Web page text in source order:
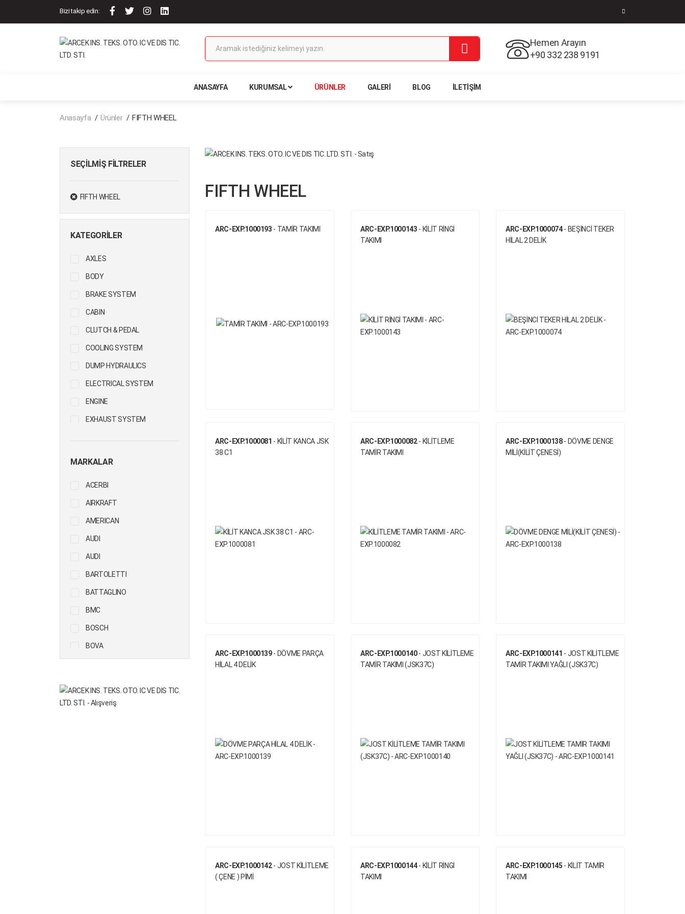
Bizi takip edin:
Hemen Arayın
+90 332 238 9191
ANASAYFA KURUMSAL ÜRÜNLER GALERI BLOG İLETIŞIM
Anasayfa Ürünler FIFTH WHEEL
SEÇILMIŞ FILTRELER
FIFTH WHEEL
KATEGORILER
AXLES
BODY
BRAKE SYSTEM
CABIN
CLUTCH & PEDAL
COOLING SYSTEM
DUMP HYDRAULICS
ELECTRICAL SYSTEM
ENGINE
EXHAUST SYSTEM
PARTS/ACCESSORIES
MARKALAR
ACERBI
AIRKRAFT
AMERICAN
AUDI
AUDI
BARTOLETTI
BATTAGLINO
BMC
BOSCH
BOVA
DAIMLER CHRYSLER
FIFTH WHEEL
ARC-EXP.1000193 - TAMİR TAKIMI ARC-EXP.1000143 - KİLİT RİNGİ
TAKIMI
ARC-EXP.1000074- BEŞİNCİ TEKER
HİLAL 2 DELİK
ARC-EXP.1000081 - KİLİT KANCA JSK
38 C1
ARC-EXP.1000082- KİLİTLEME
TAMİR TAKIMI
ARC-EXP.1000138- DÖVME DENGE
MİLİ(KİLİT ÇENESİ)
ARC-EXP.1000139- DÖVME PARÇA
HİLAL 4 DELİK
ARC-EXP.1000140- JOST KİLİTLEME
TAMİR TAKIMI (JSK37C)
ARC-EXP.1000141 - JOST KİLİTLEME
TAMİR TAKIMI YAĞLI (JSK37C)
ARC-EXP.1000142- JOST KİLİTLEME
( ÇENE ) PİMİ
ARC-EXP.1000144- KİLİT RİNGİ
TAKIMI
ARC-EXP.1000145 - KİLİT TAMİR
TAKIMI